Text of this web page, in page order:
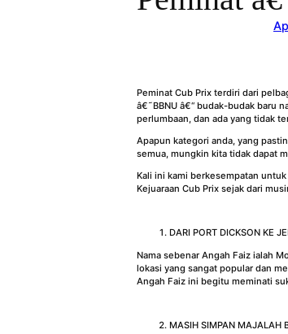
Peminat Cub Prix terdiri dari
â€˜BBNU â€“ budak-budak baru
perlumbaan, dan ada yang tidak
Apapun kategori anda, yang
semua, mungkin kita tidak dapat
Kali ini kami berkesempatan
Kejuaraan Cub Prix sejak dari
DARI PORT DICKSON KE
Nama sebenar Angah Faiz ialah
lokasi yang sangat popular dan
Angah Faiz ini begitu meminati
MASIH SIMPAN MAJALAH